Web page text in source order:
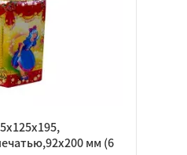
мм (6